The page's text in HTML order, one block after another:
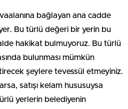
bağlayan ana cadde
Bu türlü değeri bir yerin bu
hakikat bulmuyoruz. Bu türlü
bulunması mümkün
şeylere tevessül etmeyiniz.
satışı kelam hususuysa
yerlerin belediyenin